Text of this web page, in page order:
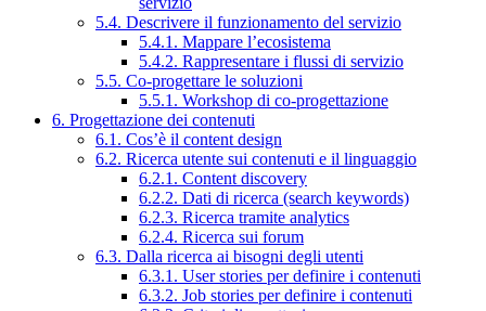
5.4. Descrivere il funzionamento del servizio
5.4.1. Mappare l’ecosistema
5.4.2. Rappresentare i flussi di servizio
5.5. Co-progettare le soluzioni
5.5.1. Workshop di co-progettazione
6. Progettazione dei contenuti
6.1. Cos’è il content design
6.2. Ricerca utente sui contenuti e il linguaggio
6.2.1. Content discovery
6.2.2. Dati di ricerca (search keywords)
6.2.3. Ricerca tramite analytics
6.2.4. Ricerca sui forum
6.3. Dalla ricerca ai bisogni degli utenti
6.3.1. User stories per definire i contenuti
6.3.2. Job stories per definire i contenuti